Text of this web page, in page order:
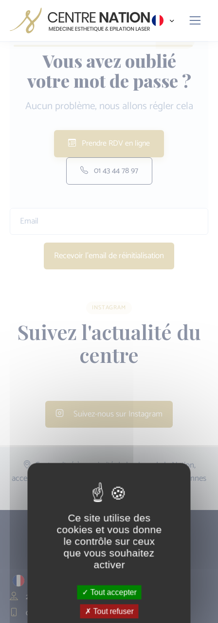
Vous avez oublié
votre mot de passe ?
Aucun problème, nous allons régler cela
Prendre RDV en ligne
01 43 44 78 97
Recevoir l'email de réinitialisation
INSTAGRAM
Suivez l'actualité du
centre
Suivez-nous sur Instagram
Centre situé à proximité de la place de la Nation,
accessible depuis Paris 11, Paris 12, Saint-Mandé, Vincennes
et Montreuil.
24 place de la nation, Paris 12ème
01 43 44 78 97
Panneau de gestion des cookies
Ce site utilise des
cookies et vous donne
le contrôle sur ceux
que vous souhaitez
activer
Tout accepter
Tout refuser